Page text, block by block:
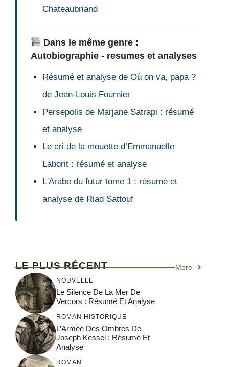
Chateaubriand
Dans le même genre :
Autobiographie - resumes et analyses
Résumé et analyse de Où on va, papa ?
de Jean-Louis Fournier
Persepolis de Marjane Satrapi : résumé
et analyse
Le cri de la mouette d’Emmanuelle
Laborit : résumé et analyse
L'Arabe du futur tome 1 : résumé et
analyse de Riad Sattouf
LE PLUS RÉCENT More
NOUVELLE
Le Silence De La Mer De
Vercors : Résumé Et Analyse
ROMAN HISTORIQUE
L’Armée Des Ombres De
Joseph Kessel : Résumé Et
Analyse
ROMAN